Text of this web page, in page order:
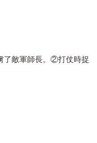
敵軍師長。②打仗時捉